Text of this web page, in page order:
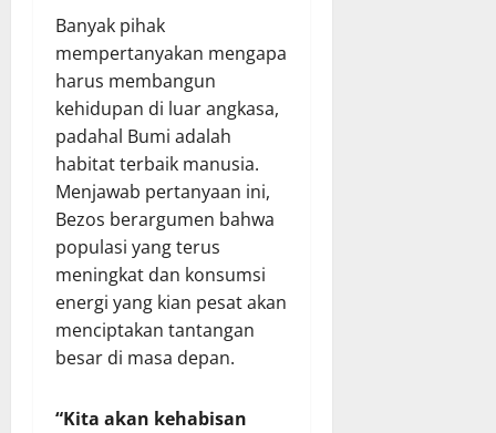
Banyak pihak
mempertanyakan mengapa
harus membangun
kehidupan di luar angkasa,
padahal Bumi adalah
habitat terbaik manusia.
Menjawab pertanyaan ini,
Bezos berargumen bahwa
populasi yang terus
meningkat dan konsumsi
energi yang kian pesat akan
menciptakan tantangan
besar di masa depan.
“Kita akan kehabisan